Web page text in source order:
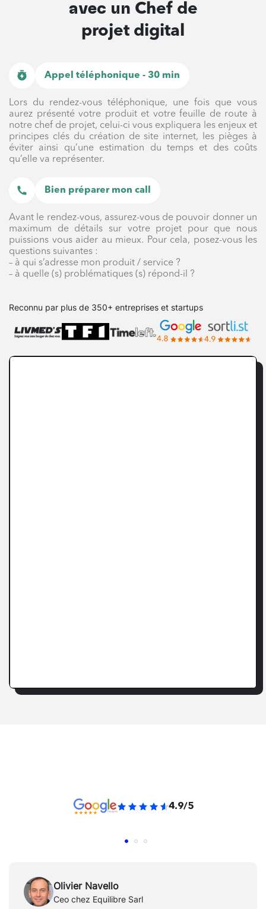
avec un Chef de
projet digital
Appel téléphonique - 30 min
Lors du rendez-vous téléphonique, une fois que vous
aurez présenté votre produit et votre feuille de route à
notre chef de projet, celui-ci vous expliquera les enjeux et
principes clés du création de site internet, les pièges à
éviter ainsi qu’une estimation du temps et des coûts
qu’elle va représenter.
Bien préparer mon call
Avant le rendez-vous, assurez-vous de pouvoir donner un
maximum de détails sur votre projet pour que nous
puissions vous aider au mieux. Pour cela, posez-vous les
questions suivantes :
– à qui s’adresse mon produit / service ?
– à quelle (s) problématiques (s) répond-il ?
Reconnu par plus de 350+ entreprises et startups
4.9/5
Olivier Navello
Ceo chez Equilibre Sarl